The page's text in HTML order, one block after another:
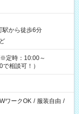
駅から徒歩6分
定時：10:00～
相談可！）
ワークOK / 服装自由 /